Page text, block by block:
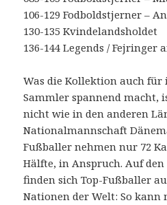
106-129 Fodboldstjerner –
130-135 Kvindelandsholdet
136-144 Legends / Fejringer
Was die Kollektion auch
Sammler spannend macht,
nicht wie in den anderen
Nationalmannschaft
Fußballer nehmen nur 72
Hälfte, in Anspruch. Auf
finden sich Top-Fußballer
Nationen der Welt: So kann